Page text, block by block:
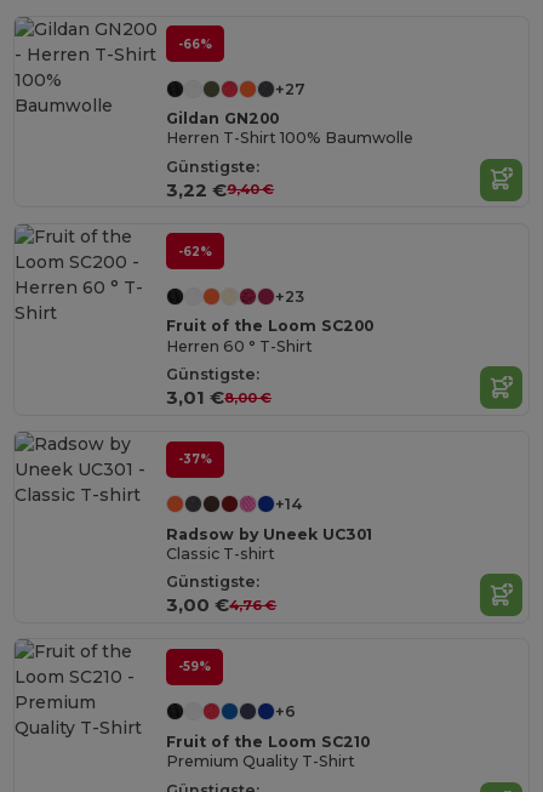
-66%
+27
Gildan GN200
Herren T-Shirt 100% Baumwolle
Günstigste:
3,22 €9,40 €
-62%
+23
Fruit of the Loom SC200
Herren 60 ° T-Shirt
Günstigste:
3,01 €8,00 €
-37%
+14
Radsow by Uneek UC301
Classic T-shirt
Günstigste:
3,00 €4,76 €
-59%
+6
Fruit of the Loom SC210
Premium Quality T-Shirt